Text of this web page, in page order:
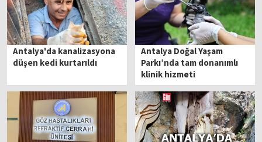
Antalya'da kanalizasyona
düşen kedi kurtarıldı
Antalya Doğal Yaşam
Parkı’nda tam donanımlı
klinik hizmeti